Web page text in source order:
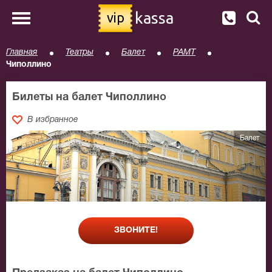
vip kassa
Главная Театры Балет
РАМТ
Чиполлино
Билеты на балет Чиполлино
В избранное
Балет
ЗВОНИТЕ!